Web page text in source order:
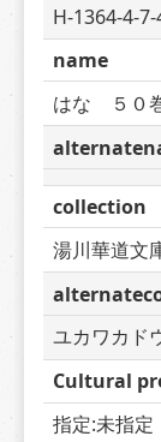
H-1364-4-
name
はな　５０
collection
湯川華道文
ユカワカド
Cultural
指定:未指定